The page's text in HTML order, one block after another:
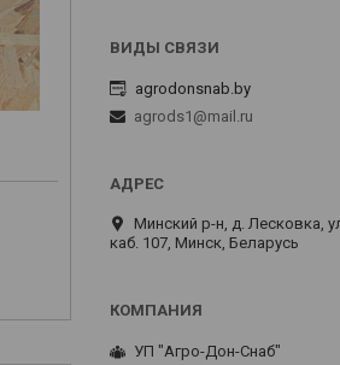
agrodonsnab.by
agrods1@mail.ru
Минский р-н, д. Лесковка,
каб. 107, Минск, Беларусь
УП "Агро-Дон-Снаб"